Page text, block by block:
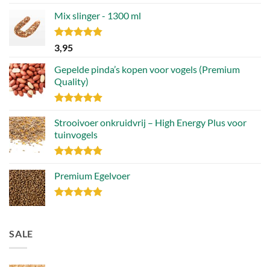
4.88uit 5
Mix slinger - 1300 ml
Gewaardeerd
4.79
3,95
Gepelde pinda’s kopen voor vogels (Premium
Quality)
4.89uit 5
Strooivoer onkruidvrij – High Energy Plus voor
tuinvogels
4.77uit 5
Premium Egelvoer
SALE